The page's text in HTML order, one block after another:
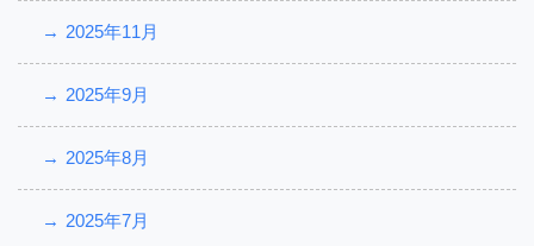
2025年11月
2025年9月
2025年8月
2025年7月